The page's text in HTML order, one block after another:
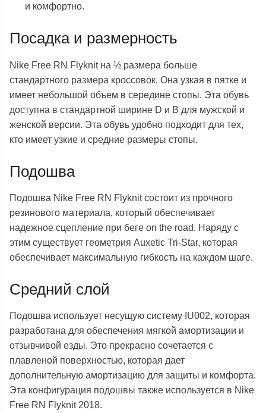
и комфортно.
Посадка и размерность
Nike Free RN Flyknit на ½ размера больше
стандартного размера кроссовок. Она узкая в пятке и
имеет небольшой объем в середине стопы. Эта обувь
доступна в стандартной ширине D и B для мужской и
женской версии. Эта обувь удобно подходит для тех,
кто имеет узкие и средние размеры стопы.
Подошва
Подошва Nike Free RN Flyknit состоит из прочного
резинового материала, который обеспечивает
надежное сцепление при беге on the road. Наряду с
этим существует геометрия Auxetic Tri-Star, которая
обеспечивает максимальную гибкость на каждом шаге.
Средний слой
Подошва использует несущую систему IU002, которая
разработана для обеспечения мягкой амортизации и
отзывчивой езды. Это прекрасно сочетается с
плавленой поверхностью, которая дает
дополнительную амортизацию для защиты и комфорта.
Эта конфигурация подошвы также используется в Nike
Free RN Flyknit 2018.